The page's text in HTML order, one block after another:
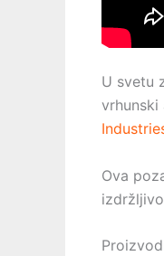
U svetu
vrhunski
Ova